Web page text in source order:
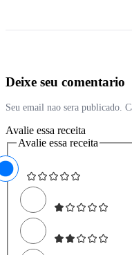
Deixe seu comentario
Seu email nao sera publicado.
Avalie essa receita
Avalie essa receita